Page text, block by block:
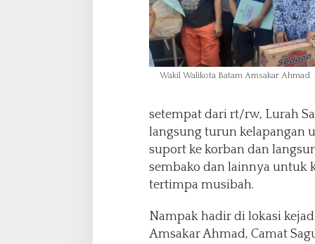
Wakil Walikota Batam Amsakar Ahmad
setempat dari rt/rw, Lurah
langsung turun kelapangan
suport ke korban dan
sembako dan lainnya untuk
tertimpa musibah.
Nampak hadir di lokasi
Amsakar Ahmad, Camat